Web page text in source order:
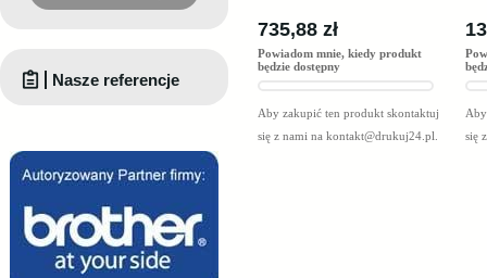
735,88 zł
Powiadom mnie, kiedy produkt
będzie dostępny
Aby zakupić ten produkt skontaktuj
się z nami na kontakt@drukuj24.pl
się
Nasze referencje